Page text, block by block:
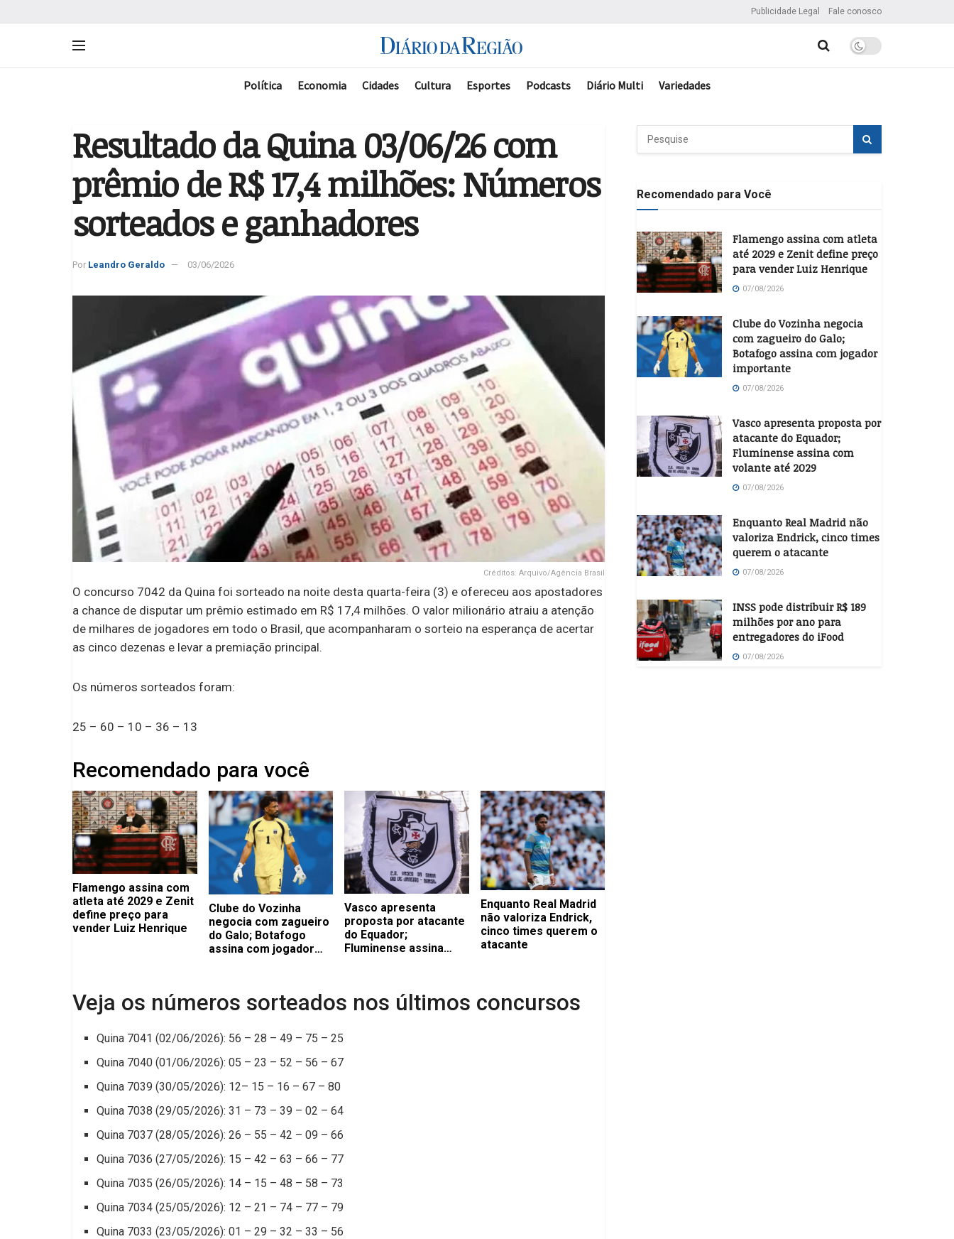
Publicidade Legal Fale conosco
Política Economia Cidades Cultura Esportes Podcasts Diário Multi Variedades
Resultado da Quina 03/06/26 com
prêmio de R$ 17,4 milhões: Números
sorteados e ganhadores
Por Leandro Geraldo 03/06/2026
Créditos: Arquivo/Agência Brasil
O concurso 7042 da Quina foi sorteado na noite desta quarta-feira (3) e ofereceu aos apostadores
a chance de disputar um prêmio estimado em R$ 17,4 milhões. O valor milionário atraiu a atenção
de milhares de jogadores em todo o Brasil, que acompanharam o sorteio na esperança de acertar
as cinco dezenas e levar a premiação principal.
Os números sorteados foram:
25 – 60 – 10 – 36 – 13
Recomendado para você
Flamengo assina com
atleta até 2029 e Zenit
define preço para
vender Luiz Henrique
Clube do Vozinha
negocia com zagueiro
do Galo; Botafogo
assina com jogador
Vasco apresenta
proposta por atacante
do Equador;
Fluminense assina
Enquanto Real Madrid
não valoriza Endrick,
cinco times querem o
atacante
Veja os números sorteados nos últimos concursos
Quina 7041 (02/06/2026): 56 – 28 – 49 – 75 – 25
Quina 7040 (01/06/2026): 05 – 23 – 52 – 56 – 67
Quina 7039 (30/05/2026): 12– 15 – 16 – 67 – 80
Quina 7038 (29/05/2026): 31 – 73 – 39 – 02 – 64
Quina 7037 (28/05/2026): 26 – 55 – 42 – 09 – 66
Quina 7036 (27/05/2026): 15 – 42 – 63 – 66 – 77
Quina 7035 (26/05/2026): 14 – 15 – 48 – 58 – 73
Quina 7034 (25/05/2026): 12 – 21 – 74 – 77 – 79
Quina 7033 (23/05/2026): 01 – 29 – 32 – 33 – 56
Recomendado para Você
Flamengo assina com atleta
até 2029 e Zenit define preço
para vender Luiz Henrique
07/08/2026
Clube do Vozinha negocia
com zagueiro do Galo;
Botafogo assina com jogador
importante
07/08/2026
Vasco apresenta proposta por
atacante do Equador;
Fluminense assina com
volante até 2029
07/08/2026
Enquanto Real Madrid não
valoriza Endrick, cinco times
querem o atacante
07/08/2026
INSS pode distribuir R$ 189
milhões por ano para
entregadores do iFood
07/08/2026